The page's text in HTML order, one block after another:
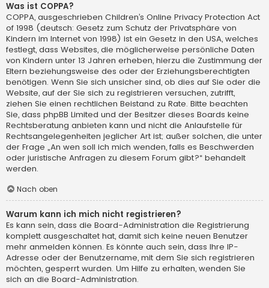
Was ist COPPA?
COPPA, ausgeschrieben Children’s Online Privacy Protection Act
of 1998 (deutsch: Gesetz zum Schutz der Privatsphäre von
Kindern im Internet von 1998) ist ein Gesetz in den USA, welches
festlegt, dass Websites, die möglicherweise persönliche Daten
von Kindern unter 13 Jahren erheben, hierzu die Zustimmung der
Eltern beziehungsweise des oder der Erziehungsberechtigten
benötigen. Wenn Sie sich unsicher sind, ob dies auf Sie oder die
Website, auf der Sie sich zu registrieren versuchen, zutrifft,
ziehen Sie einen rechtlichen Beistand zu Rate. Bitte beachten
Sie, dass phpBB Limited und der Besitzer dieses Boards keine
Rechtsberatung anbieten kann und nicht die Anlaufstelle für
Rechtsangelegenheiten jeglicher Art ist; außer solchen, die unter
der Frage „An wen soll ich mich wenden, falls es Beschwerden
oder juristische Anfragen zu diesem Forum gibt?“ behandelt
werden.
Nach oben
Warum kann ich mich nicht registrieren?
Es kann sein, dass die Board-Administration die Registrierung
komplett ausgeschaltet hat, damit sich keine neuen Benutzer
mehr anmelden können. Es könnte auch sein, dass Ihre IP-
Adresse oder der Benutzername, mit dem Sie sich registrieren
möchten, gesperrt wurden. Um Hilfe zu erhalten, wenden Sie
sich an die Board-Administration.